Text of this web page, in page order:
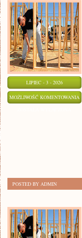
LIPIEC - 3 - 2026
MOŻLIWOŚĆ KOMENTOWANIA
POSTED BY ADMIN